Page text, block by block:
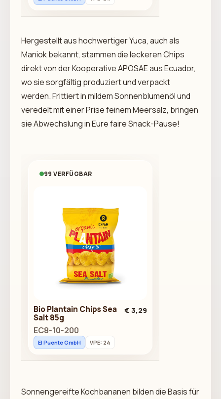
Hergestellt aus hochwertiger Yuca, auch als
Maniok bekannt, stammen die leckeren Chips
direkt von der Kooperative APOSAE aus Ecuador,
wo sie sorgfältig produziert und verpackt
werden. Frittiert in mildem Sonnenblumenöl und
veredelt mit einer Prise feinem Meersalz, bringen
sie Abwechslung in Eure faire Snack-Pause!
99 VERFÜGBAR
Bio Plantain Chips Sea
Salt 85g
EC8-10-200
€ 3,29
El Puente GmbH VPE: 24
Sonnengereifte Kochbananen bilden die Basis für